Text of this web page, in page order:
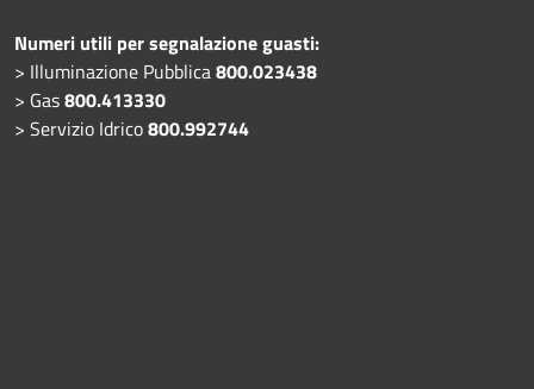
Numeri utili per segnalazione guasti:
> Illuminazione Pubblica800.023438
> Gas800.413330
> Servizio Idrico800.992744